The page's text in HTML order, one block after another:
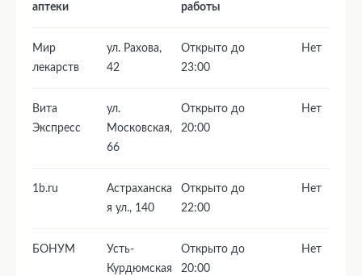
аптеки
работы
Мир
лекарств
ул. Рахова,
42
Открыто до
23:00
Нет
Вита
Экспресс
ул.
Московская,
66
Открыто до
20:00
Нет
1b.ru
Астраханска
я ул., 140
Открыто до
22:00
Нет
БОНУМ
Усть-
Курдюмская
Открыто до
20:00
Нет